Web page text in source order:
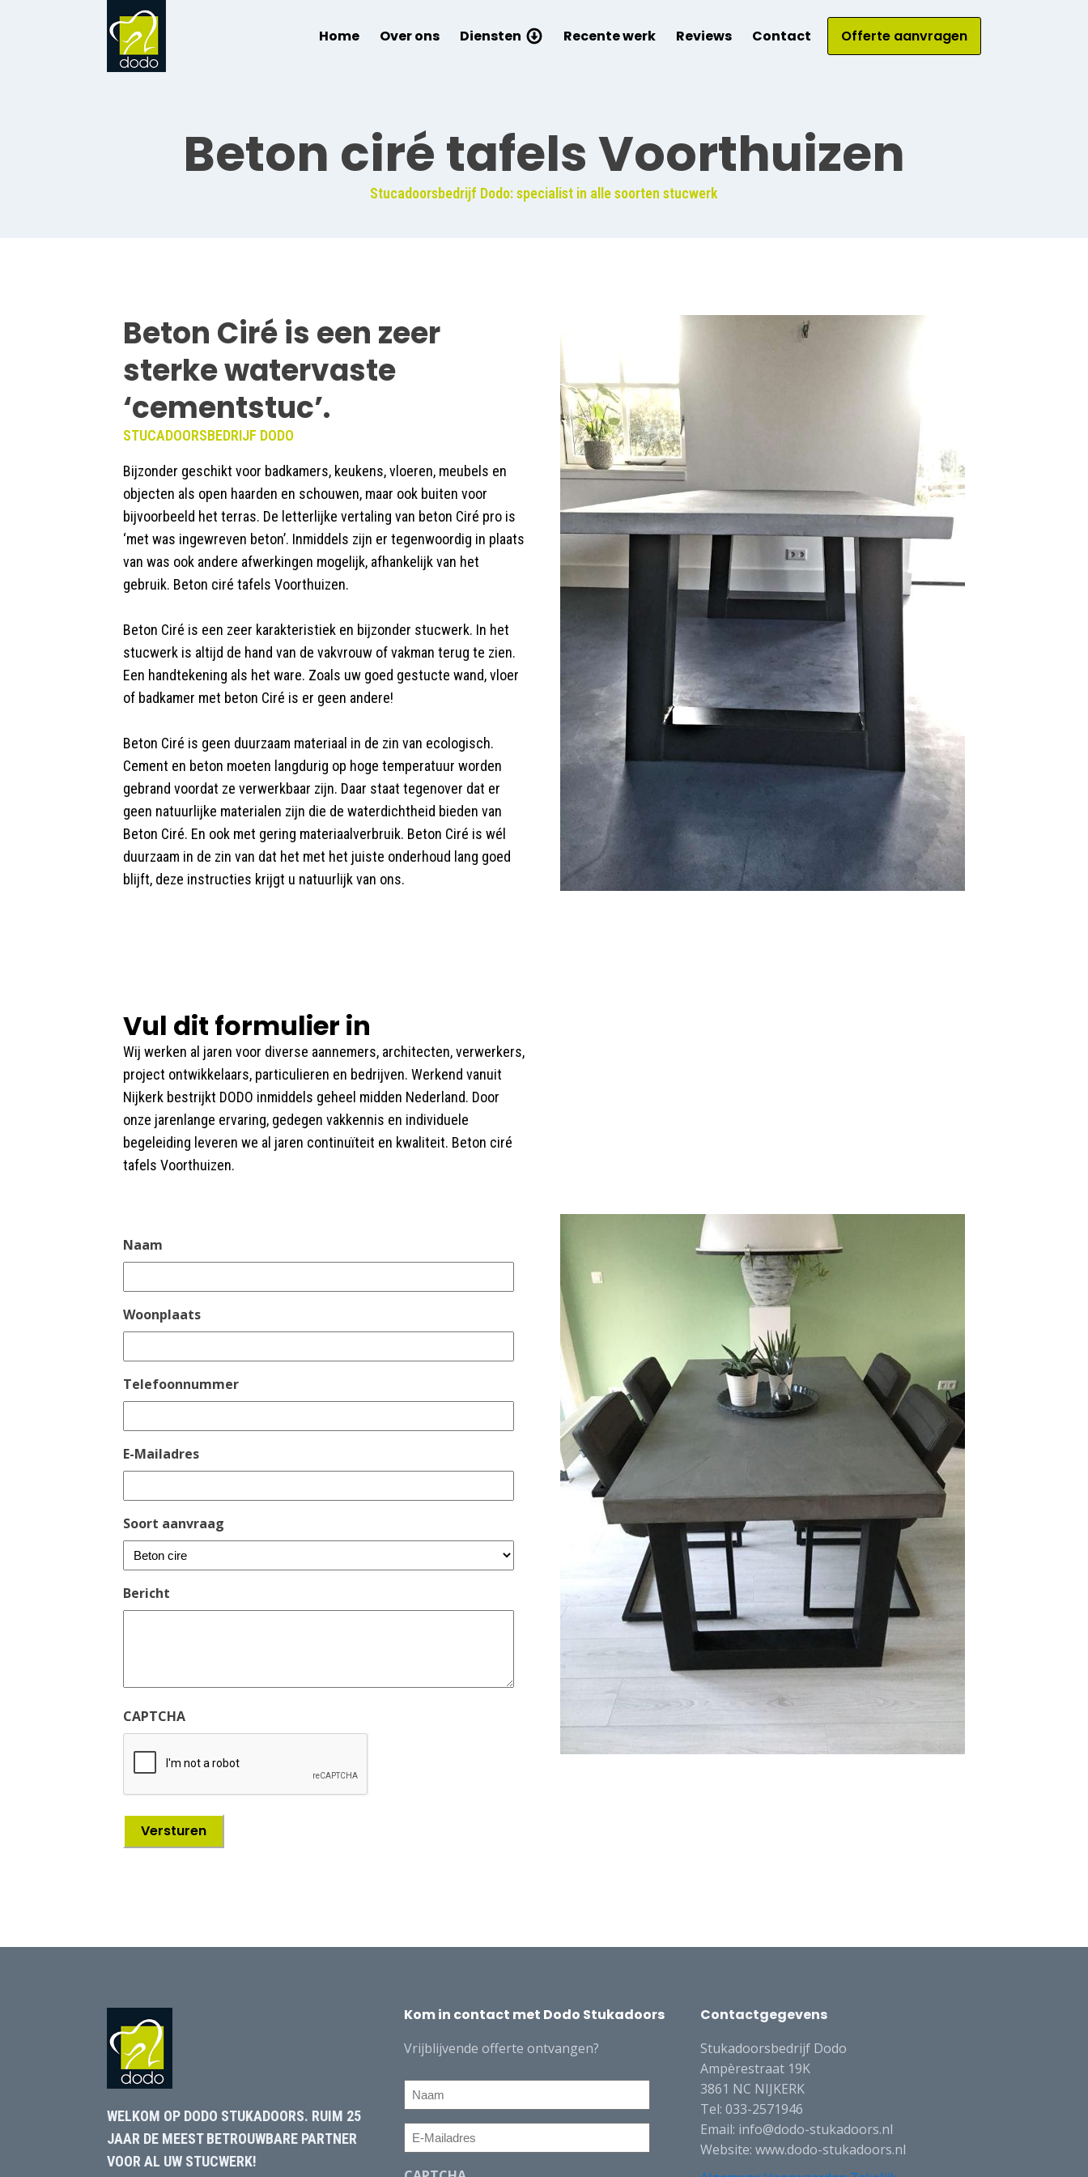
Home Over ons Diensten Recente werk Reviews Contact Offerte aanvragen
Beton ciré tafels Voorthuizen
Stucadoorsbedrijf Dodo: specialist in alle soorten stucwerk
Beton Ciré is een zeer
sterke watervaste
‘cementstuc’.
STUCADOORSBEDRIJF DODO
Bijzonder geschikt voor badkamers, keukens, vloeren, meubels en
objecten als open haarden en schouwen, maar ook buiten voor
bijvoorbeeld het terras. De letterlijke vertaling van beton Ciré pro is
‘met was ingewreven beton’. Inmiddels zijn er tegenwoordig in plaats
van was ook andere afwerkingen mogelijk, afhankelijk van het
gebruik. Beton ciré tafels Voorthuizen.
Beton Ciré is een zeer karakteristiek en bijzonder stucwerk. In het
stucwerk is altijd de hand van de vakvrouw of vakman terug te zien.
Een handtekening als het ware. Zoals uw goed gestucte wand, vloer
of badkamer met beton Ciré is er geen andere!
Beton Ciré is geen duurzaam materiaal in de zin van ecologisch.
Cement en beton moeten langdurig op hoge temperatuur worden
gebrand voordat ze verwerkbaar zijn. Daar staat tegenover dat er
geen natuurlijke materialen zijn die de waterdichtheid bieden van
Beton Ciré. En ook met gering materiaalverbruik. Beton Ciré is wél
duurzaam in de zin van dat het met het juiste onderhoud lang goed
blijft, deze instructies krijgt u natuurlijk van ons.
Vul dit formulier in
Wij werken al jaren voor diverse aannemers, architecten, verwerkers,
project ontwikkelaars, particulieren en bedrijven. Werkend vanuit
Nijkerk bestrijkt DODO inmiddels geheel midden Nederland. Door
onze jarenlange ervaring, gedegen vakkennis en individuele
begeleiding leveren we al jaren continuïteit en kwaliteit. Beton ciré
tafels Voorthuizen.
Naam
Woonplaats
Telefoonnummer
E-Mailadres
Soort aanvraag
Bericht
CAPTCHA
WELKOM OP DODO STUKADOORS. RUIM 25
JAAR DE MEEST BETROUWBARE PARTNER
VOOR AL UW STUCWERK!
Kom in contact met Dodo Stukadoors
Vrijblijvende offerte ontvangen?
Naam
E-
Mailadres
Contactgegevens
Stukadoorsbedrijf Dodo
Ampèrestraat 19K
3861 NC NIJKERK
Tel: 033-2571946
Email: info@dodo-stukadoors.nl
Website: www.dodo-stukadoors.nl